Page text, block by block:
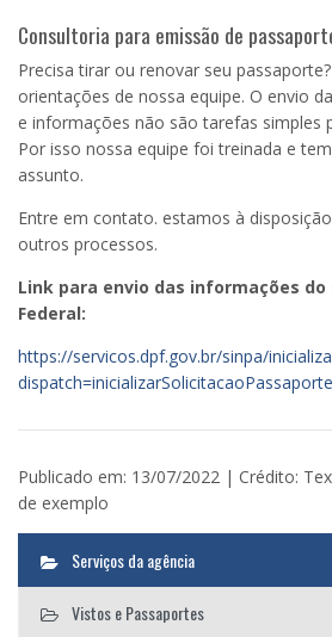
Consultoria para emissão de
Precisa tirar ou renovar seu
orientações de nossa equipe. O envio
e informações não são tarefas simples
Por isso nossa equipe foi treinada e
assunto.
Entre em contato. estamos à
outros processos.
Link para envio das informações do
Federal:
https://servicos.dpf.gov.br/sinpa/
dispatch=inicializarSolicitacaoPassaporte
Publicado em: 13/07/2022 | Crédito:
de exemplo
Serviços da agência
Vistos e Passaportes